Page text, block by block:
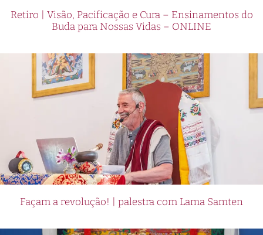
Retiro | Visão, Pacificação e Cura – Ensinamentos do
Buda para Nossas Vidas – ONLINE
Façam a revolução! | palestra com Lama Samten